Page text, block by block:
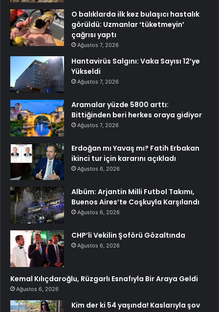
O balıklarda ilk kez bulaşıcı hastalık
görüldü: Uzmanlar ‘tüketmeyin’
çağrısı yaptı
Ağustos 7, 2026
Hantavirüs Salgını: Vaka Sayısı 12’ye
Yükseldi
Ağustos 7, 2026
Aramalar yüzde 5800 arttı:
Bittiğinden beri herkes oraya gidiyor
Ağustos 7, 2026
Erdoğan mı Yavaş mı? Fatih Erbakan
ikinci tur için kararını açıkladı
Ağustos 6, 2026
Albüm: Arjantin Milli Futbol Takımı,
Buenos Aires’te Coşkuyla Karşılandı
Ağustos 6, 2026
CHP’li Vekilin Şoförü Gözaltında
Ağustos 6, 2026
Kemal Kılıçdaroğlu, Rüzgarlı Esnafıyla Bir Araya Geldi
Ağustos 6, 2026
Kim der ki 54 yaşında! Kaslarıyla şov